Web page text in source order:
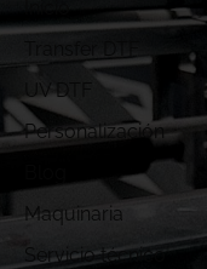
UV DTF
Personalización
Maquinaria
Servicio técnico